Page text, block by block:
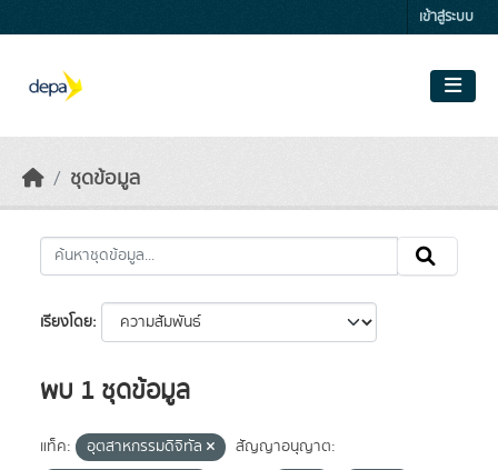
เข้าสู่ระบบ
ชุดข้อมูล
เรียงโดย
พบ 1 ชุดข้อมูล
แท็ค: อุตสาหกรรมดิจิทัล
สัญญาอนุญาต: